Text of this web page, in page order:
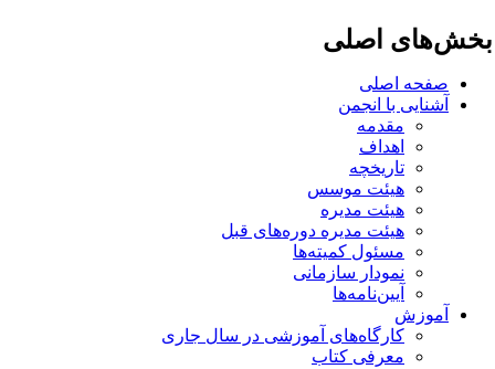
اصلی
صفحه اصلی
آشنایی با انجمن
مقدمه
اهداف
تاریخچه
هیئت موسس
هیئت مدیره
هیئت مدیره دوره‌های قبل
مسئول کمیته‌ها
نمودار سازمانی
آیین‌نامه‌ها
آموزش
کارگاه‌های آموزشی در سال جاری
معرفی کتاب